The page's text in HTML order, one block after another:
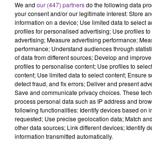
20h36
SI TOUT LE MONDE FAIT ÇA,
PROCHAINE JE VENDANGE
La vendange en Champagne a
août dans la commune de
jamais vu !
We and our (447) partnersdo the following data
your consent and/or our legitimate interest: Store
information on a device; Use limited data to select
profiles for personalised advertising; Use profiles
advertising; Measure advertising performance;
performance; Understand audiences through
of data from different sources; Develop and
profiles to personalise content; Use profiles to
content; Use limited data to select content; Ensure
detect fraud, and fix errors; Deliver and present
Save and communicate privacy choices. These
process personal data such as IP address and
following functionalities: Identify devices based on
requested; Use precise geolocation data; Match
other data sources; Link different devices; Identify
information transmitted automatically.